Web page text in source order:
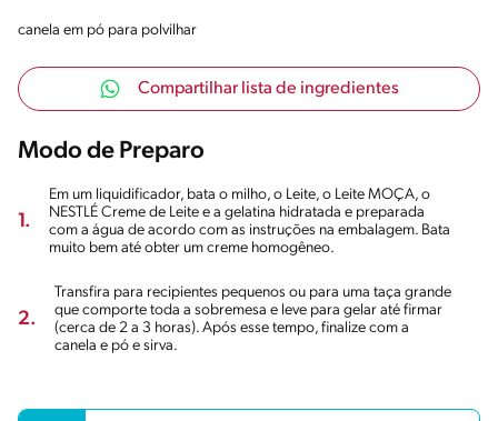
canela em pó para polvilhar
Compartilhar lista de ingredientes
Modo de Preparo
1.
Em um liquidificador, bata o milho, o Leite, o Leite MOÇA, o
NESTLÉ Creme de Leite e a gelatina hidratada e preparada
com a água de acordo com as instruções na embalagem. Bata
muito bem até obter um creme homogêneo.
2.
Transfira para recipientes pequenos ou para uma taça grande
que comporte toda a sobremesa e leve para gelar até firmar
(cerca de 2 a 3 horas). Após esse tempo, finalize com a
canela e pó e sirva.